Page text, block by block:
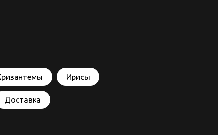
Ирисы
Доставка